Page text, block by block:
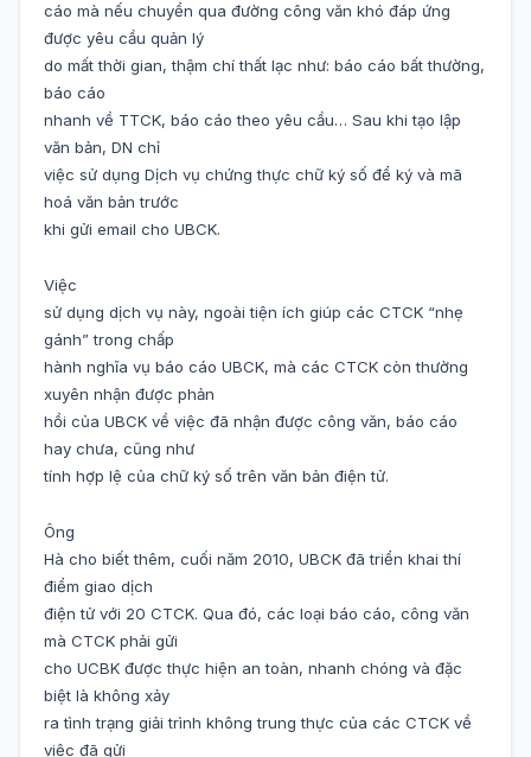
cáo mà nếu chuyển qua đường công văn khó đáp ứng
được yêu cầu quản lý
do mất thời gian, thậm chí thất lạc như: báo cáo bất thường,
báo cáo
nhanh về TTCK, báo cáo theo yêu cầu… Sau khi tạo lập
văn bản, DN chỉ
việc sử dụng Dịch vụ chứng thực chữ ký số để ký và mã
hoá văn bản trước
khi gửi email cho UBCK.
Việc
sử dụng dịch vụ này, ngoài tiện ích giúp các CTCK “nhẹ
gánh” trong chấp
hành nghĩa vụ báo cáo UBCK, mà các CTCK còn thường
xuyên nhận được phản
hồi của UBCK về việc đã nhận được công văn, báo cáo
hay chưa, cũng như
tính hợp lệ của chữ ký số trên văn bản điện tử.
Ông
Hà cho biết thêm, cuối năm 2010, UBCK đã triển khai thí
điểm giao dịch
điện tử với 20 CTCK. Qua đó, các loại báo cáo, công văn
mà CTCK phải gửi
cho UCBK được thực hiện an toàn, nhanh chóng và đặc
biệt là không xảy
ra tình trạng giải trình không trung thực của các CTCK về
việc đã gửi